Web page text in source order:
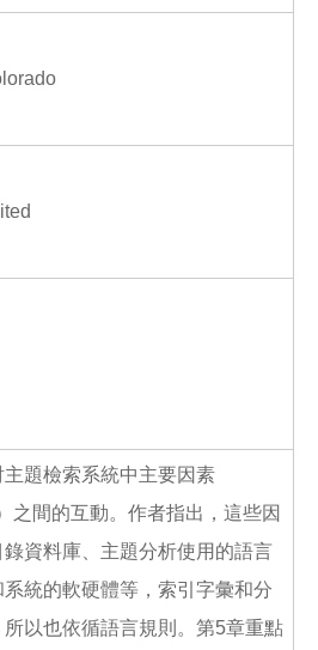
題檢索系統中主要因素
之間的互動。作者指出，這些因
資料庫、主題分析使用的語言
統的軟硬體等，索引字彙和分
以也依循語言規則。第5章重點